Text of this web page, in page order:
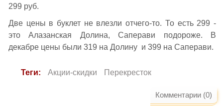
299 руб.
Две цены в буклет не влезли отчего-то. То есть 299 -
это Алазанская Долина, Саперави подороже. В
декабре цены были 319 на Долину и 399 на Саперави.
Теги: Акции-скидки Перекресток
Комментарии (0)